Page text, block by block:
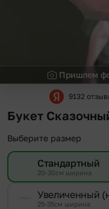
Пришлем
9132
Букет
Выберите размер
Стандартный
20-30см ширина
Увеличенный
25-35см ширина